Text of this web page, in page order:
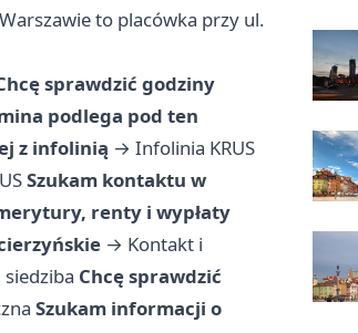
to placówka przy ul.
sprawdzić godziny
podlega pod ten
z infolinią → Infolinia KRUS
Szukam kontaktu w
renty i wypłaty
→ Kontakt i
Chcę sprawdzić
Szukam informacji o